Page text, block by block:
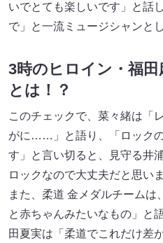
いでとても楽しいです」と話
で」と一流ミュージシャンと
3時のヒロイン・福
とは！？
このチェックで、菜々緒は「
がに……」と語り、「ロック
す」と言い切ると、見守る井
ロックなので大丈夫だと思い
また、柔道 金メダルチーム
と赤ちゃんみたいなもの」と
田夏実は「柔道でこれだけ差